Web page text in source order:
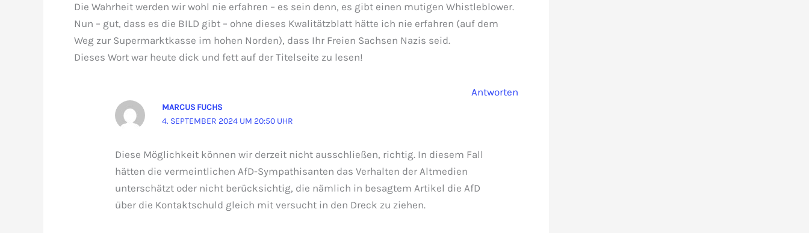
Die Wahrheit werden wir wohl nie erfahren – es sein denn, es gibt einen mutigen Whistleblower.
Nun – gut, dass es die BILD gibt – ohne dieses Kwalitätzblatt hätte ich nie erfahren (auf dem
Weg zur Supermarktkasse im hohen Norden), dass Ihr Freien Sachsen Nazis seid.
Dieses Wort war heute dick und fett auf der Titelseite zu lesen!
Antworten
MARCUS FUCHS
4. SEPTEMBER 2024 UM 20:50 UHR
Diese Möglichkeit können wir derzeit nicht ausschließen, richtig. In diesem Fall
hätten die vermeintlichen AfD-Sympathisanten das Verhalten der Altmedien
unterschätzt oder nicht berücksichtig, die nämlich in besagtem Artikel die AfD
über die Kontaktschuld gleich mit versucht in den Dreck zu ziehen.